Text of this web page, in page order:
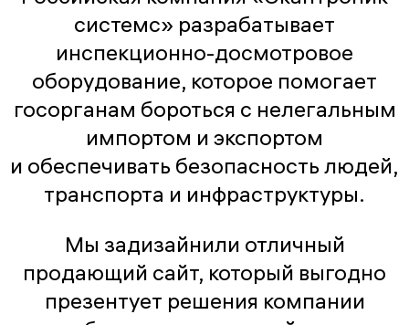
системс» разрабатывает
инспекционно-досмотровое
оборудование, которое помогает
госорганам бороться с нелегальным
импортом и экспортом
и обеспечивать безопасность людей,
транспорта и инфраструктуры.
Мы задизайнили отличный
продающий сайт, который выгодно
презентует решения компании